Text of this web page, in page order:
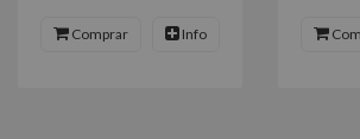
Comprar Info